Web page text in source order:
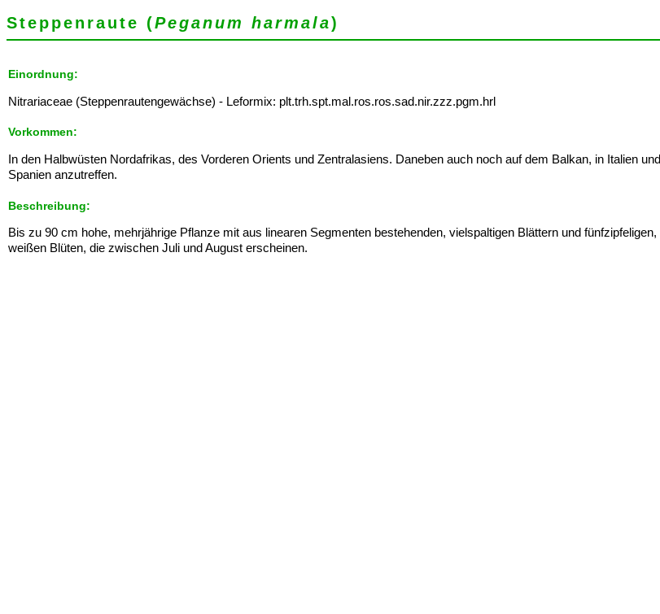
Steppenraute (Peganum harmala)
Einordnung:
Nitrariaceae (Steppenrautengewächse) - Leformix: plt.trh.spt.mal.ros.ros.sad.nir.zzz.pgm.hrl
Vorkommen:
In den Halbwüsten Nordafrikas, des Vorderen Orients und Zentralasiens. Daneben auch noch auf dem Balkan, in Italien und
Spanien anzutreffen.
Beschreibung:
Bis zu 90 cm hohe, mehrjährige Pflanze mit aus linearen Segmenten bestehenden, vielspaltigen Blättern und fünfzipfeligen,
weißen Blüten, die zwischen Juli und August erscheinen.